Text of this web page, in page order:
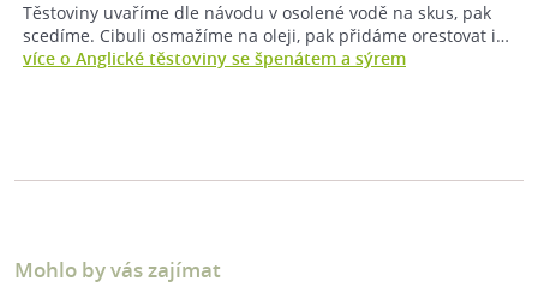
Těstoviny uvaříme dle návodu v osolené vodě na skus, pak
scedíme. Cibuli osmažíme na oleji, pak přidáme orestovat i…
více o Anglické těstoviny se špenátem a sýrem
Mohlo by vás zajímat